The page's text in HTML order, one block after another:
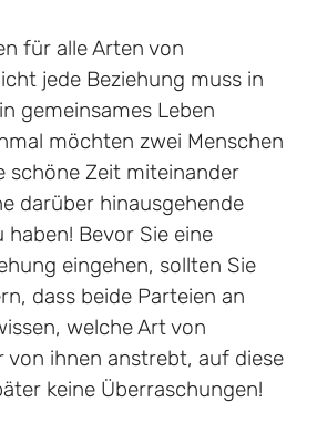
für alle Arten von
jede Beziehung muss in
gemeinsames Leben
möchten zwei Menschen
schöne Zeit miteinander
darüber hinausgehende
Bevor Sie eine
eingehen, sollten Sie
dass beide Parteien an
welche Art von
von ihnen anstrebt, auf diese
keine Überraschungen!